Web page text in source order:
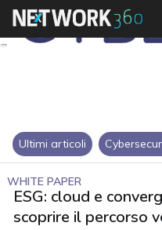
Ultimi articoli
WHITE PAPER
ESG: cloud e
scoprire il percorso